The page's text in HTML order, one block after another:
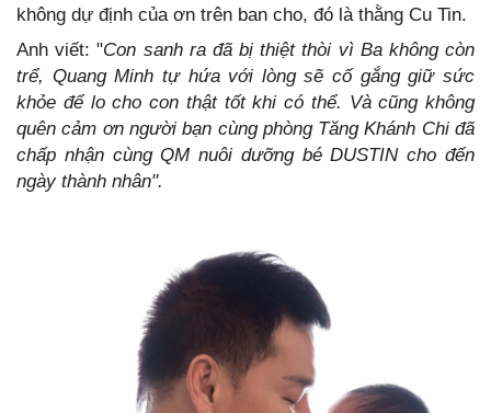
không dự định của ơn trên ban cho, đó là thằng Cu Tin.
Anh viết: "Con sanh ra đã bị thiệt thòi vì Ba không còn
trể, Quang Minh tự hứa với lòng sẽ cố gắng giữ sức
khỏe để lo cho con thật tốt khi có thể. Và cũng không
quên cảm ơn người bạn cùng phòng Tăng Khánh Chi đã
chấp nhận cùng QM nuôi dưỡng bé DUSTIN cho đến
ngày thành nhân".